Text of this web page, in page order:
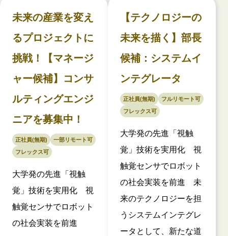
未来の産業を変え
るプロジェクトに
挑戦！【マネージ
ャー候補】コンサ
ルティングエンジ
ニアを募集中！
正社員(無期)
一部リモート可
フレックス可
大学発の先進「視触
覚」技術を実用化 視
触覚センサでロボット
の社会実装を前進
【テクノロジーの
未来を描く】部長
候補：システムイ
ンテグレータ
正社員(無期)
フルリモート可
フレックス可
大学発の先進「視触
覚」技術を実用化 視
触覚センサでロボット
の社会実装を前進 未
来のテクノロジーを担
うシステムインテグレ
ータとして、新たな道